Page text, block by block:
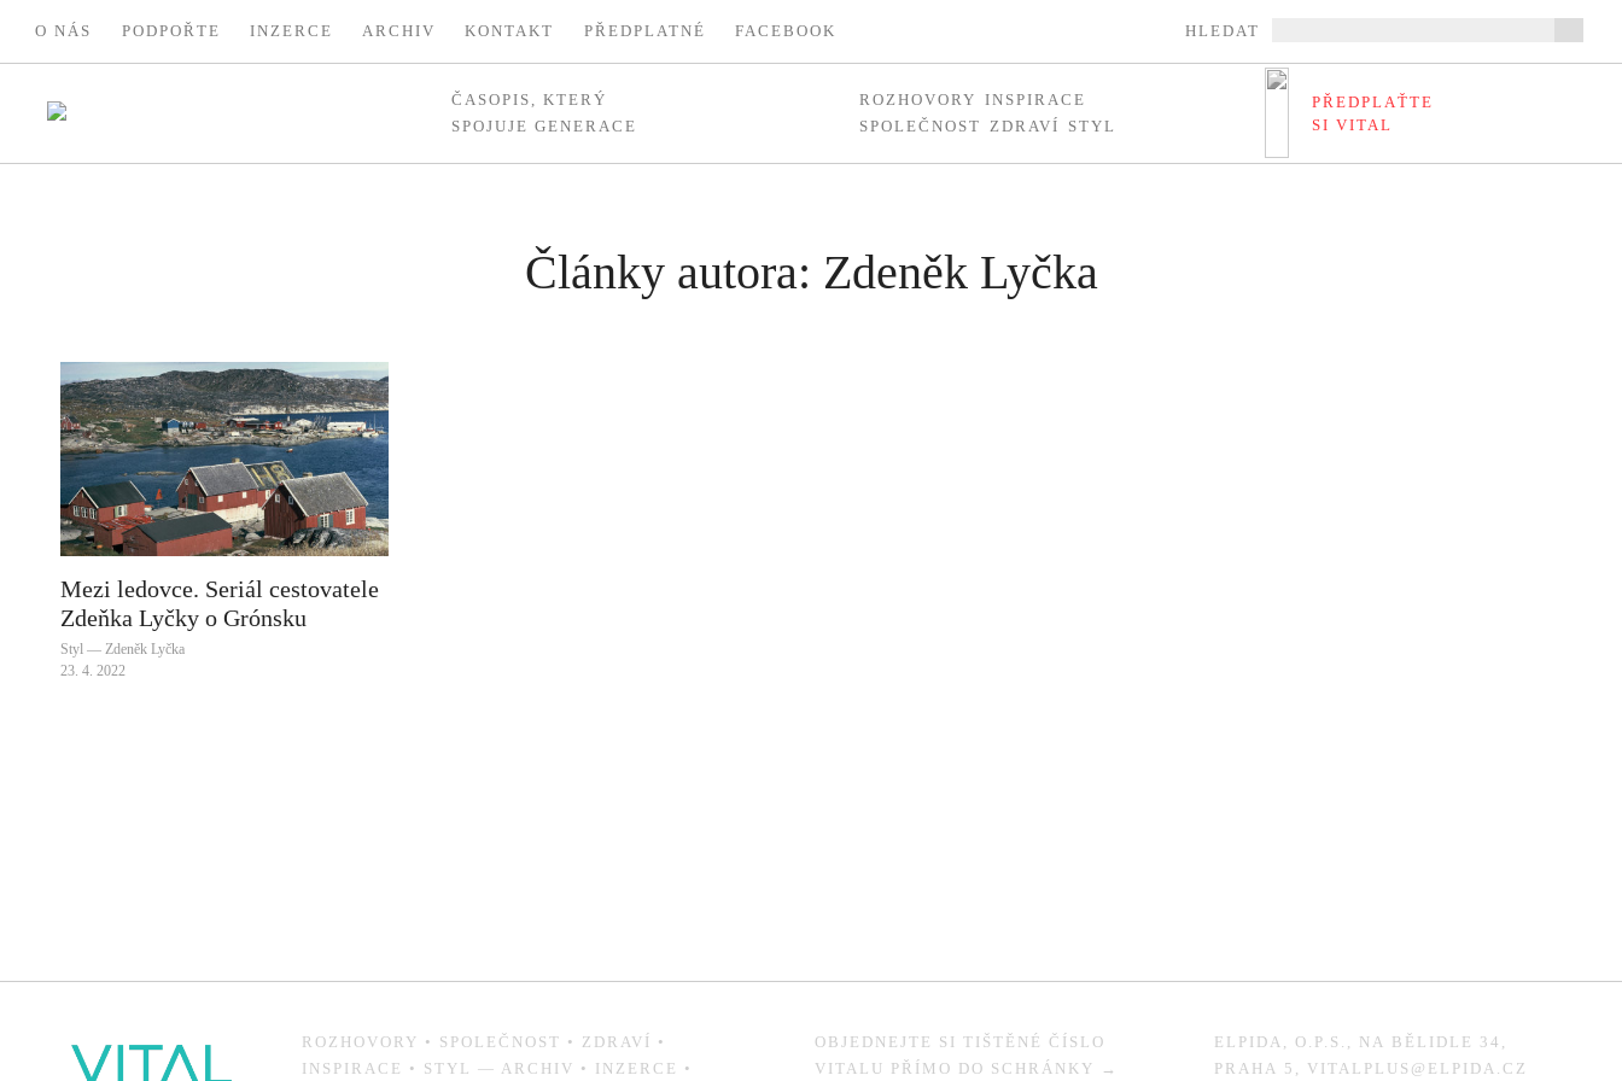
O NÁS PODPOŘTE INZERCE ARCHIV KONTAKT PŘEDPLATNÉ FACEBOOK HLEDAT
ČASOPIS, KTERÝ
SPOJUJE GENERACE
ROZHOVORY INSPIRACE
SPOLEČNOST
ZDRAVÍ STYL
PŘEDPLAŤTE
SI VITAL
Články autora: Zdeněk Lyčka
Mezi ledovce. Seriál cestovatele
Zdeňka Lyčky o Grónsku
Styl — Zdeněk Lyčka
23. 4. 2022
ROZHOVORY • SPOLEČNOST • ZDRAVÍ •
INSPIRACE • STYL — ARCHIV • INZERCE •
OBJEDNEJTE SI TIŠTĚNÉ ČÍSLO
VITALU PŘÍMO DO SCHRÁNKY →
ELPIDA, O.P.S., NA BĚLIDLE 34,
PRAHA 5, VITALPLUS@ELPIDA.CZ